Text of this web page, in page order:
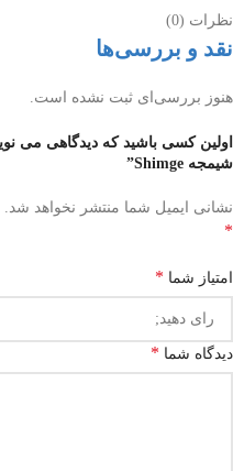
نظرات (0)
نقد و بررسی‌ها
هنوز بررسی‌ای ثبت نشده است.
شیمجه Shimge”
نشانی ایمیل شما منتشر نخواهد شد.
*
امتیاز شما *
دیدگاه شما *